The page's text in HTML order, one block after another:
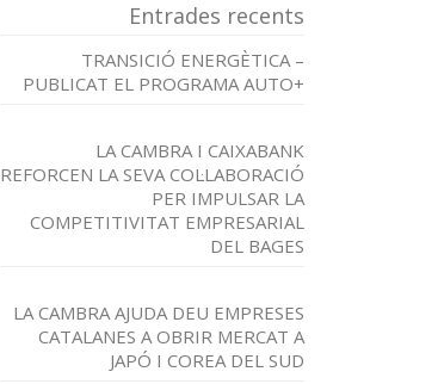
Entrades recents
TRANSICIÓ ENERGÈTICA –
PUBLICAT EL PROGRAMA AUTO+
LA CAMBRA I CAIXABANK
REFORCEN LA SEVA COL·LABORACIÓ
PER IMPULSAR LA
COMPETITIVITAT EMPRESARIAL
DEL BAGES
LA CAMBRA AJUDA DEU EMPRESES
CATALANES A OBRIR MERCAT A
JAPÓ I COREA DEL SUD